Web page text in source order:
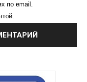
по email.